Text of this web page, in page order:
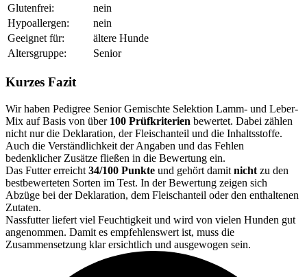
Glutenfrei:
nein
Hypoallergen:
nein
Geeignet für:
ältere Hunde
Altersgruppe:
Senior
Kurzes Fazit
Wir haben Pedigree Senior Gemischte Selektion Lamm- und Leber-
Mix auf Basis von über 100 Prüfkriterien bewertet. Dabei zählen
nicht nur die Deklaration, der Fleischanteil und die Inhaltsstoffe.
Auch die Verständlichkeit der Angaben und das Fehlen
bedenklicher Zusätze fließen in die Bewertung ein.
Das Futter erreicht 34/100 Punkte und gehört damit nicht zu den
bestbewerteten Sorten im Test. In der Bewertung zeigen sich
Abzüge bei der Deklaration, dem Fleischanteil oder den enthaltenen
Zutaten.
Nassfutter liefert viel Feuchtigkeit und wird von vielen Hunden gut
angenommen. Damit es empfehlenswert ist, muss die
Zusammensetzung klar ersichtlich und ausgewogen sein.